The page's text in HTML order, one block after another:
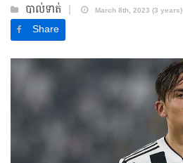
បាល់ទាត់ March 8th, 2023 (3 years)
Share